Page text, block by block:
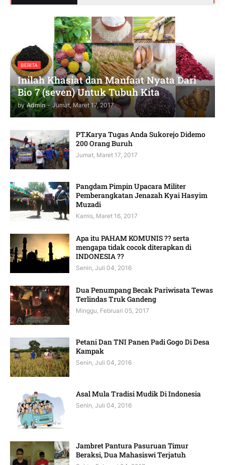
BERITA
Inilah Khasiat dan Manfaat Nyata Dari
Bio 7 (seven) Untuk Tubuh Kita
by Admin - Jumat, Maret 17, 2017
PT.Karya Tugas Anda Sukorejo Didemo
200 Orang Buruh
Jumat, Maret 17, 2017
Pangdam Pimpin Upacara Militer
Pemberangkatan Jenazah Kyai Hasyim
Muzadi
Kamis, Maret 16, 2017
Apa itu PAHAM KOMUNIS ?? serta
mengapa tidak cocok diterapkan di
INDONESIA ??
Senin, Juli 04, 2016
Dua Penumpang Becak Pariwisata Tewas
Terlindas Truk Gandeng
Minggu, Februari 05, 2017
Petani Dan TNI Panen Padi Gogo Di Desa
Kampak
Senin, Juli 04, 2016
Asal Mula Tradisi Mudik Di Indonesia
Senin, Juli 04, 2016
Jambret Pantura Pasuruan Timur
Beraksi, Dua Mahasiswi Terjatuh